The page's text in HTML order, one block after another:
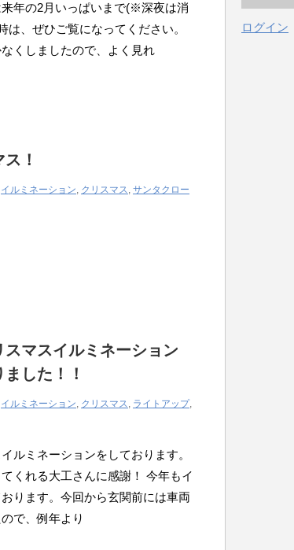
年の2月いっぱいまで(※深夜は消
は、ぜひご覧になってください。
くしましたので、よく見れ
！
イルミネーション, クリスマス, サンタクロー
マスイルミネーション
した！！
イルミネーション, クリスマス, ライトアップ,
ルミネーションをしております。
くれる大工さんに感謝！ 今年もイ
ります。今回から玄関前には車両
で、例年より
ログイン